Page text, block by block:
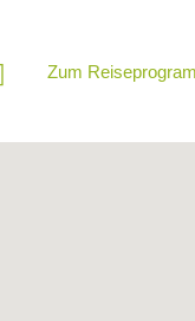
Zum